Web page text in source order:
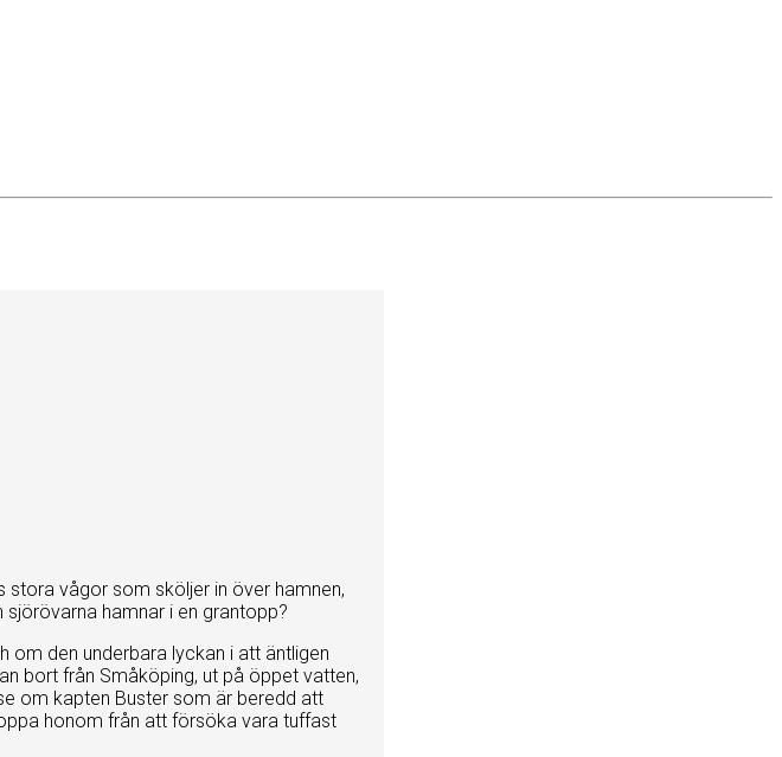
vågor som sköljer in över hamnen,
hamnar i en grantopp?
den underbara lyckan i att äntligen
bort från Småköping, ut på öppet vatten,
om kapten Buster som är beredd att
honom från att försöka vara tuffast